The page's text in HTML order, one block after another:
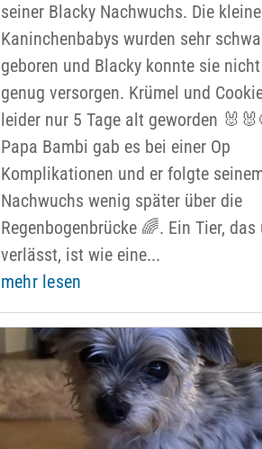
seiner Blacky Nachwuchs. Die
Kaninchenbabys wurden sehr
geboren und Blacky konnte sie nicht
genug versorgen. Krümel und
leider nur 5 Tage alt geworden
Papa Bambi gab es bei einer Op
Komplikationen und er folgte
Nachwuchs wenig später über die
Regenbogenbrücke 🌈. Ein Tier, das
verlässt, ist wie eine...
mehr lesen